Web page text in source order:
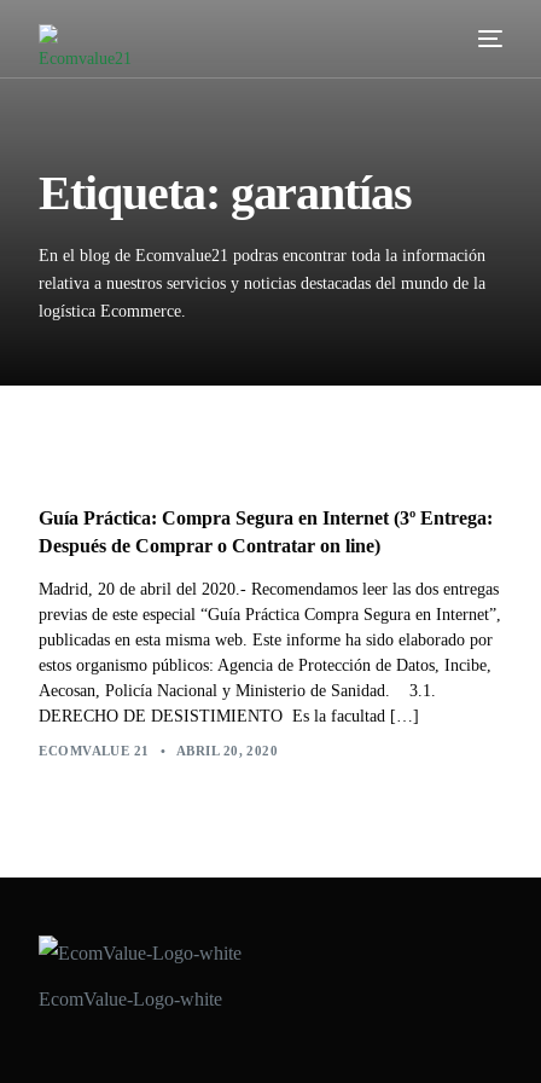
Etiqueta: garantías
En el blog de Ecomvalue21 podras encontrar toda la información
relativa a nuestros servicios y noticias destacadas del mundo de la
logística Ecommerce.
Guía Práctica: Compra Segura en Internet (3º Entrega:
Después de Comprar o Contratar on line)
Madrid, 20 de abril del 2020.- Recomendamos leer las dos entregas
previas de este especial “Guía Práctica Compra Segura en Internet”,
publicadas en esta misma web. Este informe ha sido elaborado por
estos organismo públicos: Agencia de Protección de Datos, Incibe,
Aecosan, Policía Nacional y Ministerio de Sanidad. 3.1.
DERECHO DE DESISTIMIENTO Es la facultad […]
ECOMVALUE 21 • ABRIL 20, 2020
EcomValue-Logo-white
Valor añadido
Clientes